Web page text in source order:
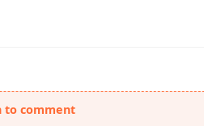
to comment